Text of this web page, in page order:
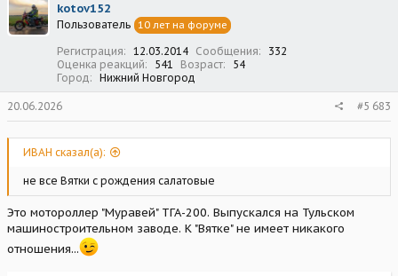
kotov152
Пользователь 10 лет на форуме
Регистрация 12.03.2014 Сообщения
332
Оценка реакций
541 Возраст
54
Город
Нижний Новгород
20.06.2026 #5 683
ИВАН сказал(а):
не все Вятки с рождения салатовые
Это мотороллер "Муравей" ТГА-200. Выпускался на Тульском
машиностроительном заводе. К "Вятке" не имеет никакого
отношения...